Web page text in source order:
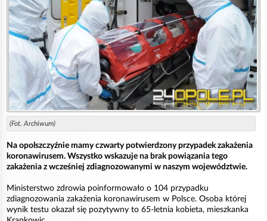
(Fot. Archiwum)
Na opolszczyźnie mamy czwarty potwierdzony przypadek zakażenia
koronawirusem. Wszystko wskazuje na brak powiązania tego
zakażenia z wcześniej zdiagnozowanymi w naszym województwie.
Ministerstwo zdrowia poinformowało o 104 przypadku
zdiagnozowania zakażenia koronawirusem w Polsce. Osoba której
wynik testu okazał się pozytywny to 65-letnia kobieta, mieszkanka